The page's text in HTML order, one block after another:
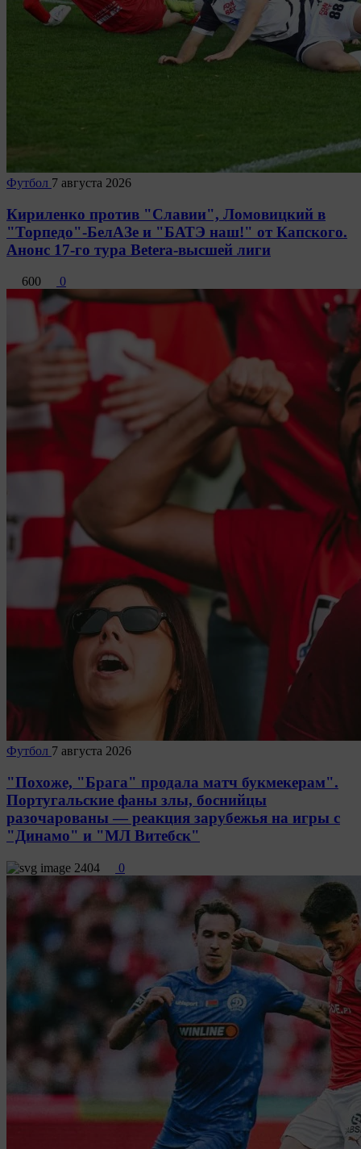
Футбол 7 августа 2026
Кириленко против "Славии", Ломовицкий в
"Торпедо"-БелАЗе и "БАТЭ наш!" от Капского.
Анонс 17-го тура Betera-высшей лиги
600 0
Футбол 7 августа 2026
"Похоже, "Брага" продала матч букмекерам".
Португальские фаны злы, боснийцы
разочарованы — реакция зарубежья на игры с
"Динамо" и "МЛ Витебск"
2404 0